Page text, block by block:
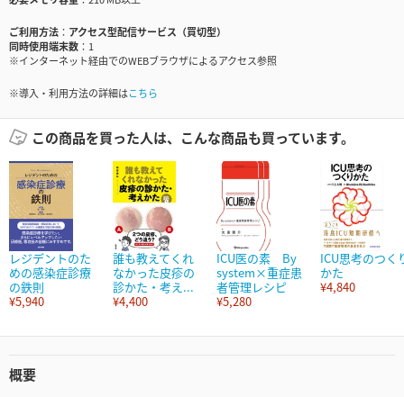
ご利用方法
アクセス型配信サービス（買切型）
同時使用端末数
1
※インターネット経由でのWEBブラウザによるアクセス参照
※導入・利用方法の詳細はこちら
この商品を買った人は、こんな商品も買っています。
レジデントのた
めの感染症診療
の鉄則
¥5,940
誰も教えてくれ
なかった皮疹の
診かた・考え...
¥4,400
ICU医の素 By
system×重症患
者管理レシピ
¥5,280
ICU思考のつく
かた
¥4,840
概要